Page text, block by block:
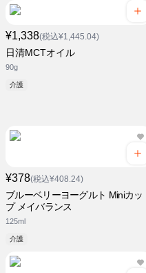
¥1,338(税込¥1,445.04)
日清MCTオイル
90g
介護
¥378(税込¥408.24)
ブルーベリーヨーグルト Miniカッ
プ メイバランス
125ml
介護